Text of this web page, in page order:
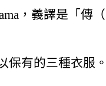
，義譯是「傳
保有的三種衣服